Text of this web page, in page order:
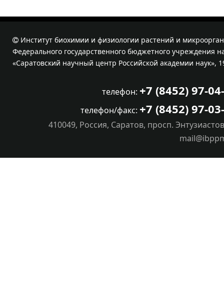
Институт биохимии и физиологии растений и
Федерального государственного бюджетного учреждения
«Саратовский научный центр Российской академии наук»,
телефон: +7 (8452) 97-
телефон/факс: +7 (8452) 97-
410049, Россия, Саратов, просп.